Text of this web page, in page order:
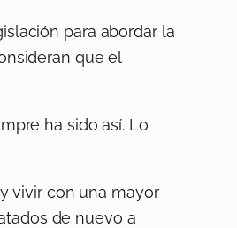
para abordar la
que el
ha sido así. Lo
vivir con una mayor
de nuevo a